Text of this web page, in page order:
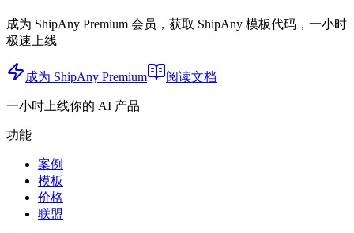
成为 ShipAny Premium 会员，获取 ShipAny 模板代码，一小时
极速上线
成为 ShipAny Premium 阅读文档
一小时上线你的 AI 产品
功能
案例
模板
价格
联盟